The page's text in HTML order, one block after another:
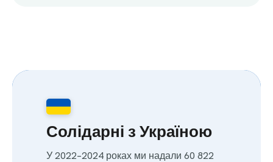
Солідарні з Україною
У 2022–2024 роках ми надали 60 822